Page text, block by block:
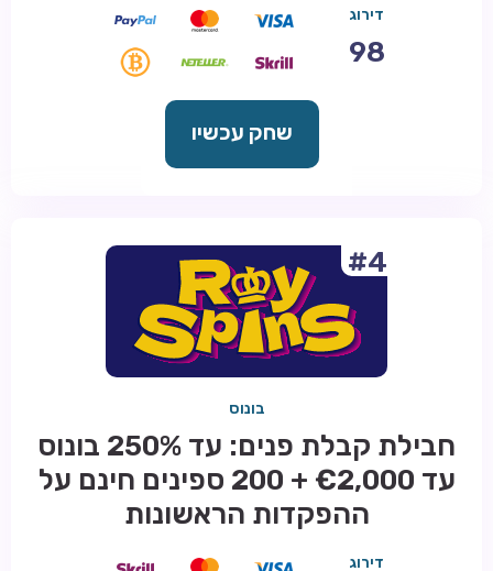
דירוג
98
שחק עכשיו
#4
בונוס
חבילת קבלת פנים: עד 250% בונוס
עד €2,000 + 200 ספינים חינם על
ההפקדות הראשונות
דירוג